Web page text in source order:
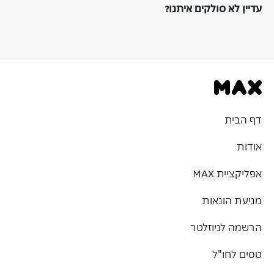
עדיין לא סולקים איתנו?
דף הבית
אודות
אפליקציית MAX
מניעת הונאות
הרשמה לניוזלטר
טסים לחו"ל